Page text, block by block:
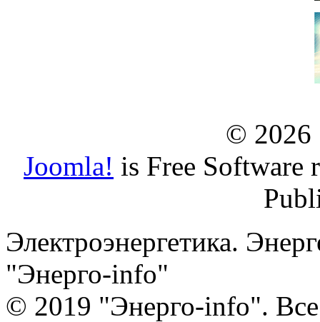
© 2026
Joomla! is Free Software
Электроэнергетика.
"Энерго-info"
© 2019 "Энерго-info".